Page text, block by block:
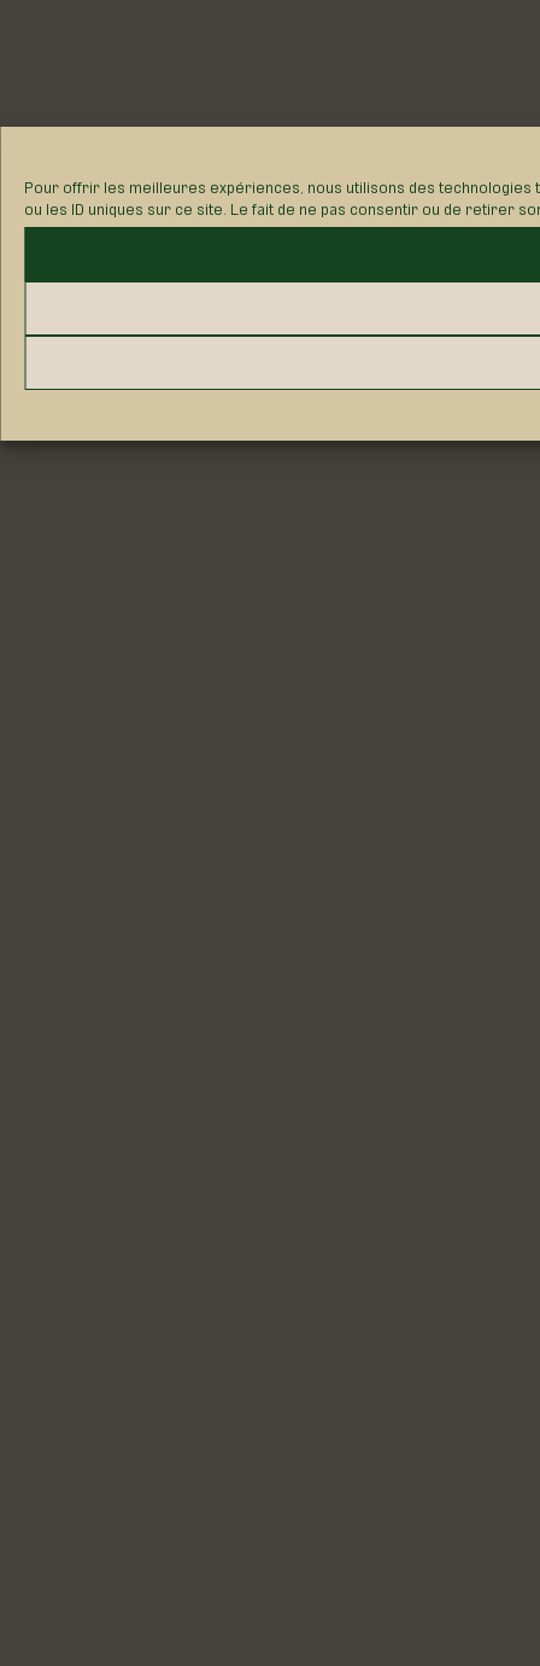
Pour offrir les meilleures expériences, nous utilisons des
ou les ID uniques sur ce site. Le fait de ne pas consentir ou de retirer